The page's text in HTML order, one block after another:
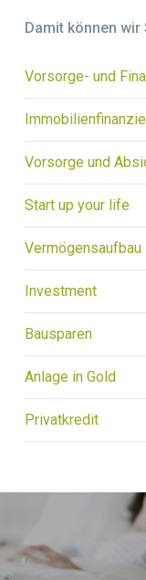
Damit können wir
Vorsorge- und
Vorsorge und
Start up your life
Vermögensaufbau
Investment
Bausparen
Anlage in Gold
Privatkredit